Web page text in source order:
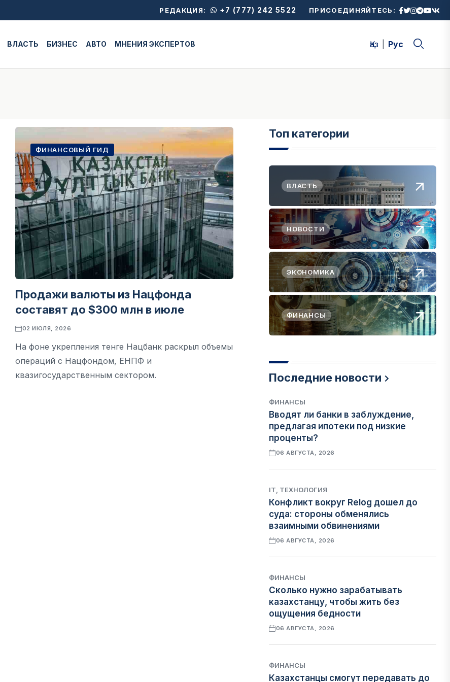
РЕДАКЦИЯ: +7 (777) 242 5522 ПРИСОЕДИНЯЙТЕСЬ:
ВЛАСТЬ БИЗНЕС АВТО МНЕНИЯ ЭКСПЕРТОВ Қаз Рус
ФИНАНСОВЫЙ ГИД
Продажи валюты из Нацфонда
составят до $300 млн в июле
02 ИЮЛЯ, 2026
На фоне укрепления тенге Нацбанк раскрыл объемы
операций с Нацфондом, ЕНПФ и
квазигосударственным сектором.
Топ категории
ВЛАСТЬ
НОВОСТИ
ЭКОНОМИКА
ФИНАНСЫ
Последние новости
ФИНАНСЫ
Вводят ли банки в заблуждение,
предлагая ипотеки под низкие
проценты?
06 АВГУСТА, 2026
IT, ТЕХНОЛОГИЯ
Конфликт вокруг Relog дошел до
суда: стороны обменялись
взаимными обвинениями
06 АВГУСТА, 2026
ФИНАНСЫ
Сколько нужно зарабатывать
казахстанцу, чтобы жить без
ощущения бедности
06 АВГУСТА, 2026
ФИНАНСЫ
Казахстанцы смогут передавать до